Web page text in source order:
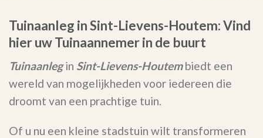
Tuinaanleg in Sint-Lievens-Houtem: Vind
hier uw Tuinaannemer in de buurt
Tuinaanlegin Sint-Lievens-Houtembiedt een
wereld van mogelijkheden voor iedereen die
droomt van een prachtige tuin.
Of u nu een kleine stadstuin wilt transformeren